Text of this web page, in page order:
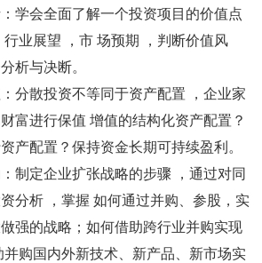
学会全面了解一个投资项目的价值点
行业展望 ，市 场预期 ，判断价值风
析与决断。
分散投资不等同于资产配置 ，企业家
富进行保值 增值的结构化资产配置？
产配置？保持资金长期可持续盈利。
制定企业扩张战略的步骤 ，通过对同
分析 ，掌握 如何通过并购、参股，实
强的战略；如何借助跨行业并购实现
购国内外新技术、新产品、新市场实